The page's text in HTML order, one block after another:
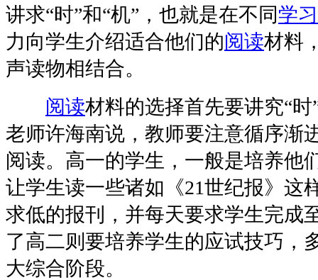
讲求“时”和“机”，也就是在不同学习
力向学生介绍适合他们的阅读材料
声读物相结合。
阅读材料的选择首先要讲究“
老师许海南说，教师要注意循序渐
阅读。高一的学生，一般是培养他
让学生读一些诸如《21世纪报》这
求低的报刊，并每天要求学生完成
了高二则要培养学生的应试技巧，
大综合阶段。